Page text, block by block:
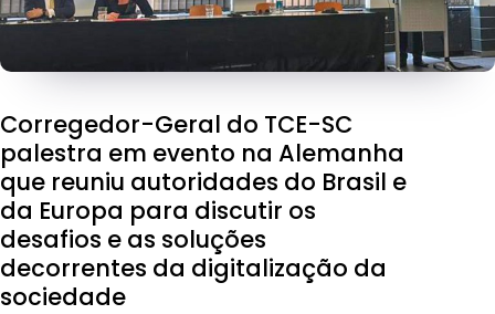
Corregedor-Geral do TCE-SC
palestra em evento na Alemanha
que reuniu autoridades do Brasil e
da Europa para discutir os
desafios e as soluções
decorrentes da digitalização da
sociedade